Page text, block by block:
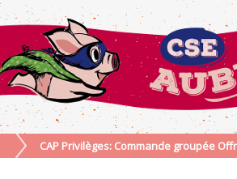
CAP Privilèges: Commande groupée